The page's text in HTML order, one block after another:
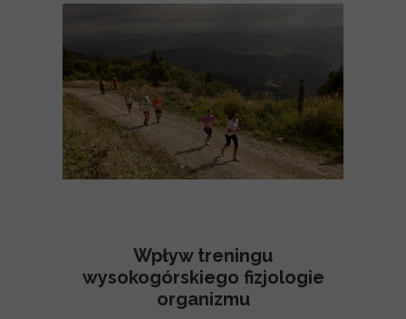
Wpływ treningu
wysokogórskiego fizjologie
organizmu